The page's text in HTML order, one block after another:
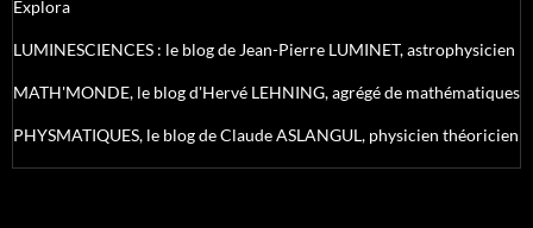
Explora
LUMINESCIENCES : le blog de Jean-Pierre LUMINET, astrophysicien
MATH'MONDE, le blog d'Hervé LEHNING, agrégé de mathématiques
PHYSMATIQUES, le blog de Claude ASLANGUL, physicien théoricien